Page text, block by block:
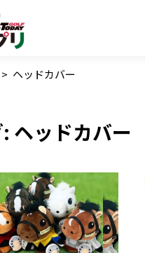
> ヘッドカバー
ヘッドカバー